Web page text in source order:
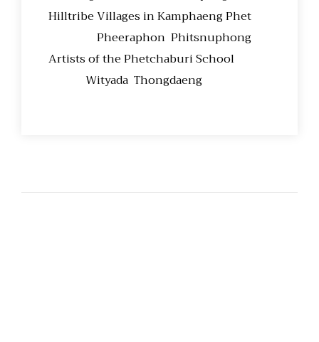
Hilltribe Villages in Kamphaeng Phet
Pheeraphon Phitsnuphong
Artists of the Phetchaburi School
Wityada Thongdaeng